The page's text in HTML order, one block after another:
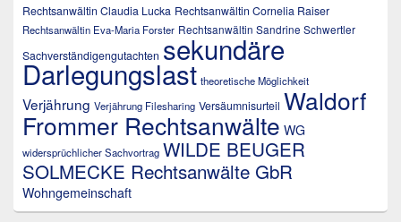
Rechtsanwältin Claudia Lucka Rechtsanwältin Cornelia Raiser
Rechtsanwältin Eva-Maria Forster Rechtsanwältin Sandrine Schwertler
Sachverständigengutachten sekundäre
Darlegungslast theoretische Möglichkeit
Verjährung Verjährung Filesharing Versäumnisurteil Waldorf
Frommer Rechtsanwälte WG
widersprüchlicher Sachvortrag WILDE BEUGER
SOLMECKE Rechtsanwälte GbR
Wohngemeinschaft